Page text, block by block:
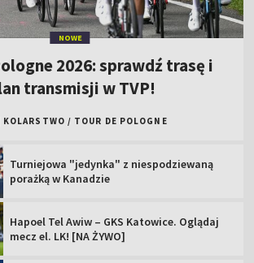
NOWE
2026: sprawdź trasę i
transmisji w TVP!
KOLARSTWO / TOUR DE POLOGNE
Turniejowa "jedynka" z niespodziewaną
porażką w Kanadzie
Hapoel Tel Awiw – GKS Katowice. Oglądaj
mecz el. LK! [NA ŻYWO]